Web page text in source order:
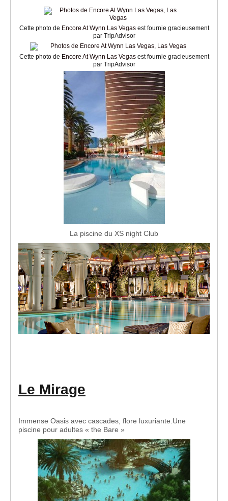
Cette photo de Encore At Wynn Las Vegasest fournie gracieusement
par TripAdvisor
Cette photo de Encore At Wynn Las Vegasest fournie gracieusement
par TripAdvisor
La piscine du XS night Club
Le Mirage
Immense Oasis avec cascades, flore luxuriante.Une
piscine pour adultes « the Bare »